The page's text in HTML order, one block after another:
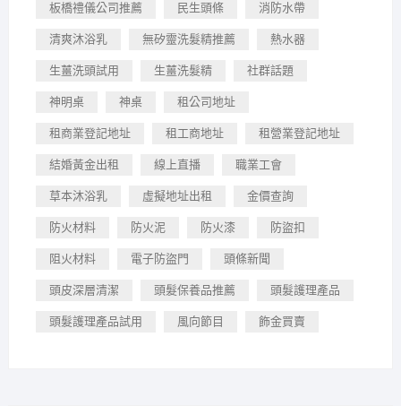
板橋禮儀公司推薦 民生頭條 消防水帶
清爽沐浴乳 無矽靈洗髮精推薦 熱水器
生薑洗頭試用 生薑洗髮精 社群話題
神明桌 神桌 租公司地址
租商業登記地址 租工商地址 租營業登記地址
結婚黃金出租 線上直播 職業工會
草本沐浴乳 虛擬地址出租 金價查詢
防火材料 防火泥 防火漆 防盜扣
阻火材料 電子防盜門 頭條新聞
頭皮深層清潔 頭髮保養品推薦 頭髮護理產品
頭髮護理產品試用 風向節目 飾金買賣